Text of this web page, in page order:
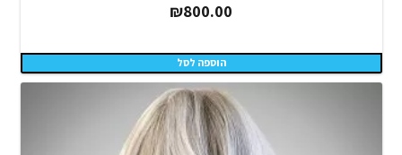
₪800.00
הוספה לסל